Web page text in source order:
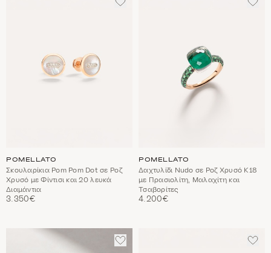
ΣΤΑ
POMELLATO
Σκουλαρίκια Pom Pom Dot σε Ροζ
Χρυσό με Φίντισι και 20 λευκά
Διαμάντια
3.350€
ΣΤΑ
POMELLATO
Δαχτυλίδι Nudo σε Ροζ Χρυσό Κ18
με Πρασιολίτη, Μαλαχίτη και
Τσαβορίτες
4.200€
ΠΡΟΣΘΈΣΤΕ
ΣΤΑ